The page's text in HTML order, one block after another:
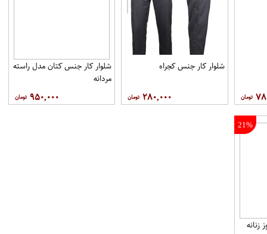
شلوار کار جنس کجراه
۲۸۰,۰۰۰
شلوار کار جنس کتان مدل راسته
مردانه
۹۵۰,۰۰۰
21%